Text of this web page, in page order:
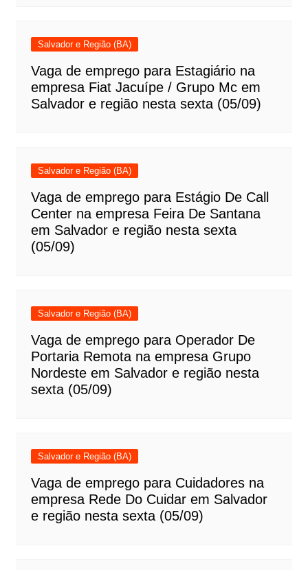
Salvador e Região (BA)
Vaga de emprego para Estagiário na
empresa Fiat Jacuípe / Grupo Mc em
Salvador e região nesta sexta (05/09)
Salvador e Região (BA)
Vaga de emprego para Estágio De Call
Center na empresa Feira De Santana
em Salvador e região nesta sexta
(05/09)
Salvador e Região (BA)
Vaga de emprego para Operador De
Portaria Remota na empresa Grupo
Nordeste em Salvador e região nesta
sexta (05/09)
Salvador e Região (BA)
Vaga de emprego para Cuidadores na
empresa Rede Do Cuidar em Salvador
e região nesta sexta (05/09)